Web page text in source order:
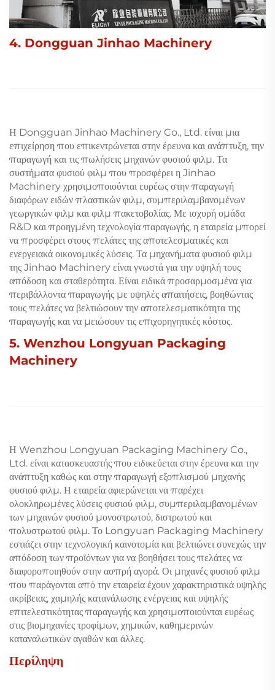
4. Dongguan Jinhao Machinery
Η Dongguan Jinhao Machinery Co., Ltd. είναι μια
επιχείρηση που επικεντρώνεται στην έρευνα και ανάπτυξη, την
παραγωγή και τις πωλήσεις μηχανών φυσιού φιλμ. Τα
συστήματα φυσιού φιλμ που προσφέρει η Jinhao
Machinery χρησιμοποιούνται ευρέως στην παραγωγή
διαφόρων ειδών πλαστικών φιλμ, συμπεριλαμβανομένων
γεωργικών φιλμ και φιλμ πακετοβολίας. Με ισχυρή ομάδα
R&D και προηγμένη τεχνολογία παραγωγής, η εταιρεία μπορεί
να προσφέρει στους πελάτες της αποτελεσματικές και
ενεργειακά οικονομικές λύσεις. Τα μηχανήματα φυσιού φιλμ
της Jinhao Machinery είναι γνωστά για την υψηλή τους
απόδοση και σταθερότητα. Είναι ειδικά προσαρμοσμένα για
περιβάλλοντα παραγωγής με υψηλές απαιτήσεις, βοηθώντας
τους πελάτες να βελτιώσουν την αποτελεσματικότητα της
παραγωγής και να μειώσουν τις επιχορηγητικές κόστος.
5. Wenzhou Longyuan Packaging
Machinery
Η Wenzhou Longyuan Packaging Machinery Co.,
Ltd. είναι κατασκευαστής που ειδικεύεται στην έρευνα και την
ανάπτυξη καθώς και στην παραγωγή εξοπλισμού μηχανής
φυσιού φιλμ. Η εταιρεία αφιερώνεται να παρέχει
ολοκληρωμένες λύσεις φυσιού φιλμ, συμπεριλαμβανομένων
των μηχανών φυσιού μονοστρωτού, διστρωτού και
πολυστρωτού φιλμ. Το Longyuan Packaging Machinery
εστιάζει στην τεχνολογική καινοτομία και βελτιώνει συνεχώς την
απόδοση των προϊόντων για να βοηθήσει τους πελάτες να
διαφοροποιηθούν στην ασπρή αγορά. Οι μηχανές φυσιού φιλμ
που παράγονται από την εταιρεία έχουν χαρακτηριστικά υψηλής
ακρίβειας, χαμηλής κατανάλωσης ενέργειας και υψηλής
επιτελεστικότητας παραγωγής και χρησιμοποιούνται ευρέως
στις βιομηχανίες τροφίμων, χημικών, καθημερινών
καταναλωτικών αγαθών και άλλες.
Περίληψη